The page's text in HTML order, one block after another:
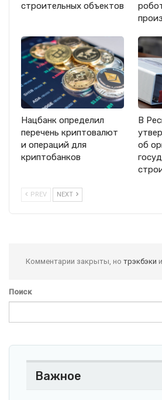
строительных объектов
Нацбанк определил
перечень криптовалют
и операций для
криптобанков
В
об
PREV NEXT
Комментарии закрыты, но трэкбэки
Поиск
Важное